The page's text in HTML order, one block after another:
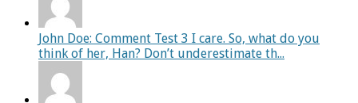
John Doe: Comment Test 3 I care. So, what do you
think of her, Han? Don’t underestimate th...